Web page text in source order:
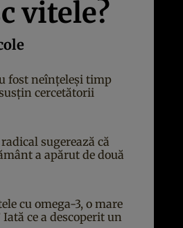
vitele?
fost neînțeleși timp
cercetătorii
sugerează că
a apărut de două
cu omega-3, o mare
Iată ce a descoperit un